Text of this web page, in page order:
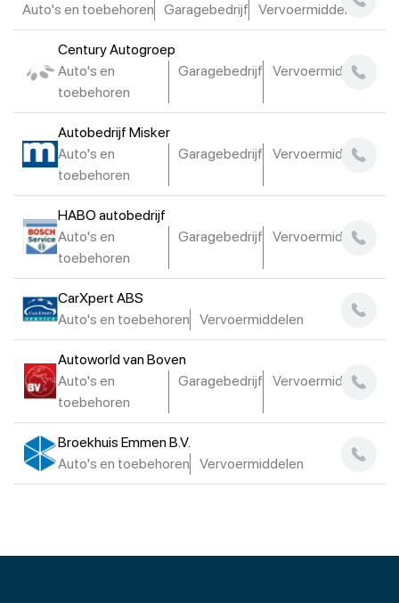
Auto's en toebehoren
Garagebedrijf Vervoermiddelen
Century Autogroep
Auto's en
toebehoren
Garagebedrijf Vervoermiddelen
Autobedrijf Misker
Auto's en
toebehoren
Garagebedrijf Vervoermiddelen
HABO autobedrijf
Auto's en
toebehoren
Garagebedrijf Vervoermiddelen
CarXpert ABS
Auto's en toebehoren
Vervoermiddelen
Autoworld van Boven
Auto's en
toebehoren
Garagebedrijf Vervoermiddelen
Broekhuis Emmen B.V.
Auto's en toebehoren
Vervoermiddelen